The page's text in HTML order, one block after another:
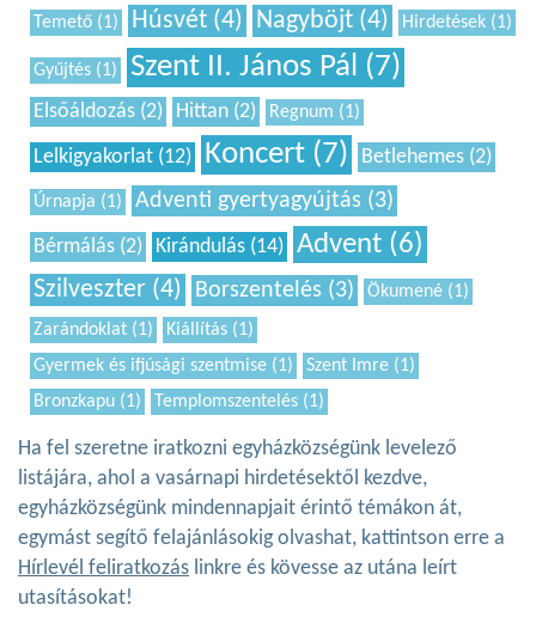
Temető (1) Húsvét (4) Nagyböjt (4) Hirdetések (1)
Gyűjtés (1) Szent II. János Pál (7)
Elsőáldozás (2) Hittan (2) Regnum (1)
Lelkigyakorlat (12) Koncert (7) Betlehemes (2)
Úrnapja (1) Adventi gyertyagyújtás (3)
Bérmálás (2) Kirándulás (14) Advent (6)
Szilveszter (4) Borszentelés (3)
Ökumené (1)
Zarándoklat (1)
Kiállítás (1)
Gyermek és ifjúsági szentmise (1)
Szent Imre (1)
Bronzkapu (1)
Templomszentelés (1)
Ha fel szeretne iratkozni egyházközségünk levelező
listájára, ahol a vasárnapi hirdetésektől kezdve,
egyházközségünk mindennapjait érintő témákon át,
egymást segítő felajánlásokig olvashat, kattintson erre a
Hírlevél feliratkozás linkre és kövesse az utána leírt
utasításokat!